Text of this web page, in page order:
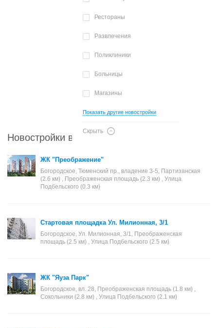
Рестораны
Развлечения
Поликлиники
Больницы
Магазины
Показать другие новостройки
Скрыть
Новостройки в районе Богородское
ЖК "Преображение"
Богородское, Тюменский пр., владение 3-5, Партизанская
(2.6 км) , Преображенская площадь (2.3 км) , Улица
Подбельского (0.3 км)
Стартовая площадка Ул. Милионная, 3/1
Богородское, Ул. Милионная, 3/1, Преображенская
площадь (2.5 км) , Улица Подбельского (2.5 км)
ЖК "Яуза Парк"
Богородское, вл. 28, Преображенская площадь (1.8 км) ,
Сокольники (2.8 км) , Улица Подбельского (2.1 км)